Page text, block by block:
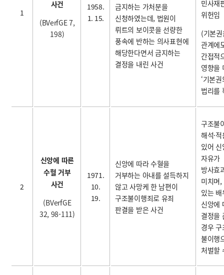
1
사건
(BVerfGE 7,
198)
1958.
1. 15.
금지하는 가처분을
신청하였는데, 법원이
뤼트의 보이콧을 선량한
풍속에 반하는 의사표현에
해당한다면서 금지하는
결정을 내린 사건
민사재
위헌임
(기본
관계에
간접적
영향을
‘기본
법리를
2
신앙에 따른
수혈 거부
사건
(BVerfGE
32, 98-111)
1971.
10.
19.
신앙에 따라 수혈을
거부하는 아내를 설득하지
않고 사망케 한 남편이
구조불이행죄로 유죄
판결을 받은 사건
구조불
해석·
있어 신
자유가
방사효
미치며
있는
신앙에
결정을
경우
불이행
처벌할